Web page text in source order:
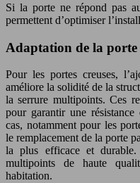
Si la porte ne répond pas
permettent d’optimiser
Adaptation de la
Pour les portes creuses,
améliore la solidité de la
la serrure multipoints. Ces
pour garantir une
cas, notamment pour les
le remplacement de la porte
la plus efficace et durable.
multipoints de haute
habitation.